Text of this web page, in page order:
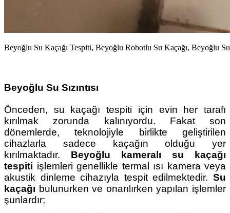
Beyoğlu Su Kaçağı Tespiti, Beyoğlu Robotlu Su Kaçağı, Beyoğlu
Beyoğlu Su Sızıntısı
Önceden, su kaçağı tespiti için evin her tarafı
kırılmak zorunda kalınıyordu. Fakat son
dönemlerde, teknolojiyle birlikte geliştirilen
cihazlarla sadece kaçağın olduğu yer
kırılmaktadır. Beyoğlu kameralı su kaçağı
tespiti işlemleri genellikle termal ısı kamera veya
akustik dinleme cihazıyla tespit edilmektedir. Su
kaçağı bulunurken ve onarılırken yapılan işlemler
şunlardır;